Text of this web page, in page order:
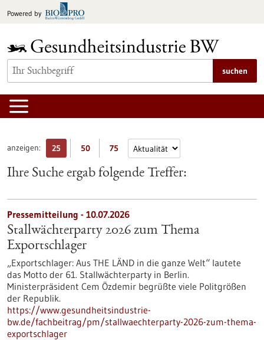
Inhalt
Powered by
suchen
anzeigen: 25 50 75
Ihre Suche ergab folgende Treffer:
Pressemitteilung - 10.07.2026
Stallwächterparty 2026 zum Thema
Exportschlager
„Exportschlager: Aus THE LÄND in die ganze Welt“ lautete
das Motto der 61. Stallwächterparty in Berlin.
Ministerpräsident Cem Özdemir begrüßte viele Politgrößen
der Republik.
https://www.gesundheitsindustrie-
bw.de/fachbeitrag/pm/stallwaechterparty-2026-zum-thema-
exportschlager